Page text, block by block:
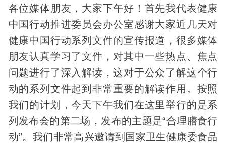
各位媒体朋友，大家下午好！首先我代表健康
中国行动推进委员会办公室感谢大家近几天对
健康中国行动系列文件的宣传报道，很多媒体
朋友认真学习了文件，对其中一些热点、焦点
问题进行了深入解读，这对于公众了解这个行
动的系列文件起到非常重要的解读作用。按照
我们的计划，今天下午我们在这里举行的是系
列发布会的第二场，发布的主题是“合理膳食行
动”。我们非常高兴邀请到国家卫生健康委食品